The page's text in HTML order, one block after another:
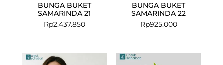
BUNGA BUKET
SAMARINDA 21
Rp2.437.850
BUNGA BUKET
SAMARINDA 22
Rp925.000